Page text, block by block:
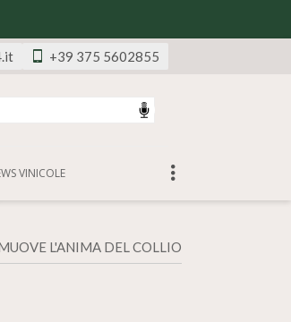
+39 375 5602855
VINICOLE
L'ANIMA DEL COLLIO